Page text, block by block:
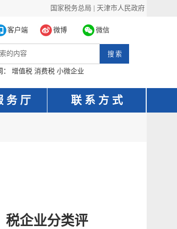
国家税务总局 天津市人民政府
客户端 微博 微信
增值税 消费税 小微企业
务 厅 联 系 方 式
税企业分类评